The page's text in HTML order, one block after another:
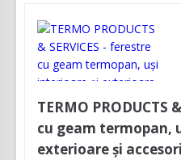
TERMO PRODUCTS
cu geam termopan,
exterioare și